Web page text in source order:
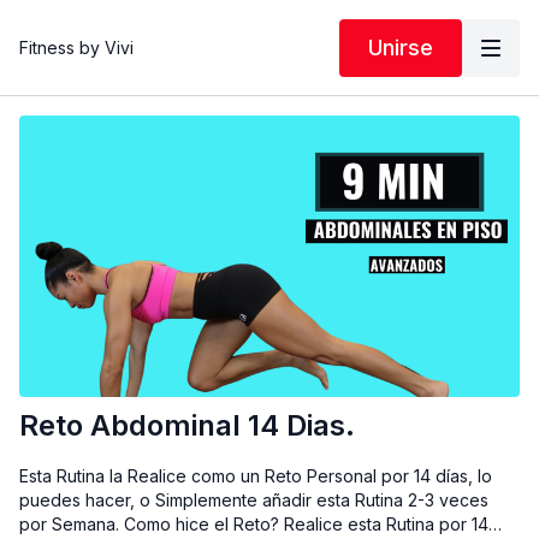
Fitness by Vivi Unirse
Reto Abdominal 14 Dias.
Esta Rutina la Realice como un Reto Personal por 14 días, lo
puedes hacer, o Simplemente añadir esta Rutina 2-3 veces
por Semana. Como hice el Reto? Realice esta Rutina por 14